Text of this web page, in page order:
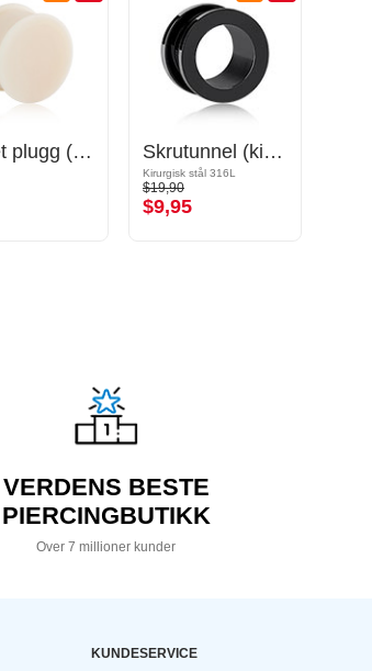
Ribbet plugg (silikon) Skrutunnel (kirurgisk stål, svart, skinnende finish)
Kirurgisk stål 316L
$19,90
$9,95
VERDENS BESTE
PIERCINGBUTIKK
Over 7 millioner kunder
KUNDESERVICE